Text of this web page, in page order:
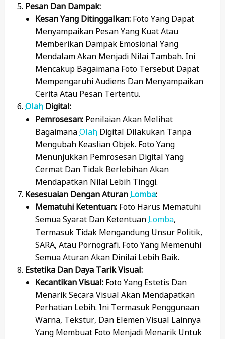
Pesan Dan Dampak:
Kesan Yang Ditinggalkan: Foto Yang Dapat
Menyampaikan Pesan Yang Kuat Atau
Memberikan Dampak Emosional Yang
Mendalam Akan Menjadi Nilai Tambah. Ini
Mencakup Bagaimana Foto Tersebut Dapat
Mempengaruhi Audiens Dan Menyampaikan
Cerita Atau Pesan Tertentu.
Olah Digital:
Pemrosesan: Penilaian Akan Melihat
BagaimanaOlah Digital Dilakukan Tanpa
Mengubah Keaslian Objek. Foto Yang
Menunjukkan Pemrosesan Digital Yang
Cermat Dan Tidak Berlebihan Akan
Mendapatkan Nilai Lebih Tinggi.
Kesesuaian Dengan Aturan Lomba:
Mematuhi Ketentuan: Foto Harus Mematuhi
Semua Syarat Dan Ketentuan Lomba,
Termasuk Tidak Mengandung Unsur Politik,
SARA, Atau Pornografi. Foto Yang Memenuhi
Semua Aturan Akan Dinilai Lebih Baik.
Estetika Dan Daya Tarik Visual:
Kecantikan Visual: Foto Yang Estetis Dan
Menarik Secara Visual Akan Mendapatkan
Perhatian Lebih. Ini Termasuk Penggunaan
Warna, Tekstur, Dan Elemen Visual Lainnya
Yang Membuat Foto Menjadi Menarik Untuk